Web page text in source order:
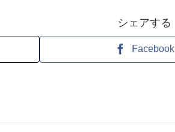
シェアする
Facebook